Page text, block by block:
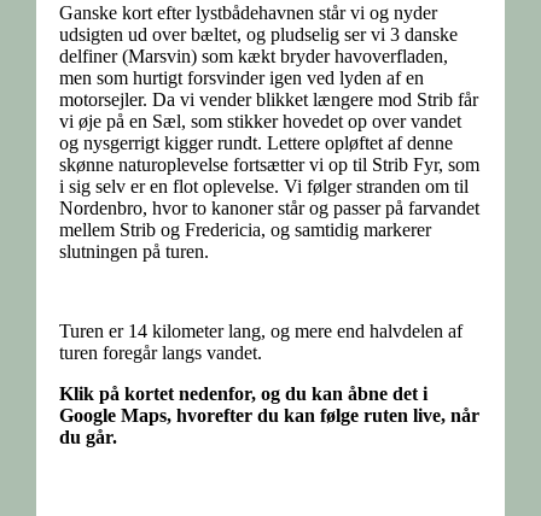
Ganske kort efter lystbådehavnen står vi og nyder
udsigten ud over bæltet, og pludselig ser vi 3 danske
delfiner (Marsvin) som kækt bryder havoverfladen,
men som hurtigt forsvinder igen ved lyden af en
motorsejler. Da vi vender blikket længere mod Strib får
vi øje på en Sæl, som stikker hovedet op over vandet
og nysgerrigt kigger rundt. Lettere opløftet af denne
skønne naturoplevelse fortsætter vi op til Strib Fyr, som
i sig selv er en flot oplevelse. Vi følger stranden om til
Nordenbro, hvor to kanoner står og passer på farvandet
mellem Strib og Fredericia, og samtidig markerer
slutningen på turen.
Turen er 14 kilometer lang, og mere end halvdelen af
turen foregår langs vandet.
Klik på kortet nedenfor, og du kan åbne det i
Google Maps, hvorefter du kan følge ruten live, når
du går.